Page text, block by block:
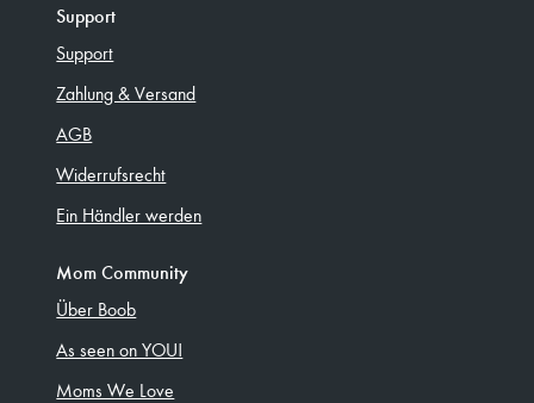
Support
Support
Zahlung & Versand
AGB
Widerrufsrecht
Ein Händler werden
Mom Community
Über Boob
As seen on YOU!
Moms We Love